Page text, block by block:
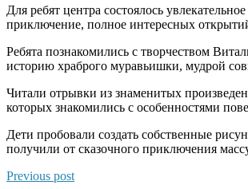
Для ребят центра состоялось
приключение, полное интересных
Ребята познакомились с творчеством
историю храброго муравьишки, мудрой
Читали отрывки из знаменитых
которых знакомились с особенностями
Дети пробовали создать собственные
получили от сказочного приключения
Previous post